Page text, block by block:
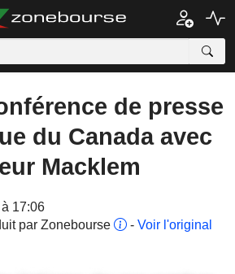
de presse
du Canada avec
Macklem
17:06
par Zonebourse
- Voir l'original